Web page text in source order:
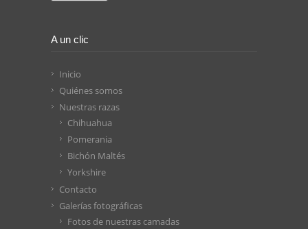
A un clic
Inicio
Quiénes somos
Nuestras razas
Chihuahua
Pomerania
Bichón Maltés
Yorkshire
Contacto
Galerías fotográficas
Fotos de nuestras camadas